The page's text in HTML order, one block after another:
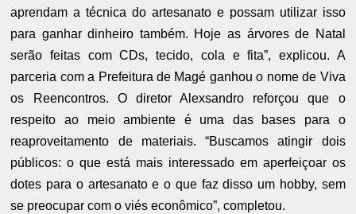
aprendam a técnica do artesanato e possam utilizar isso
para ganhar dinheiro também. Hoje as árvores de Natal
serão feitas com CDs, tecido, cola e fita”, explicou. A
parceria com a Prefeitura de Magé ganhou o nome de Viva
os Reencontros. O diretor Alexsandro reforçou que o
respeito ao meio ambiente é uma das bases para o
reaproveitamento de materiais. “Buscamos atingir dois
públicos: o que está mais interessado em aperfeiçoar os
dotes para o artesanato e o que faz disso um hobby, sem
se preocupar com o viés econômico”, completou.